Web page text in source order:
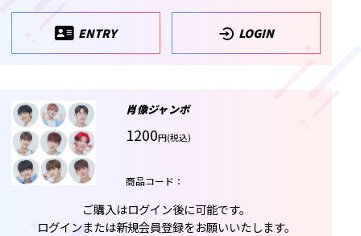
ENTRY LOGIN
肖像ジャンボ
1200円(税込)
商品コード：
ご購入はログイン後に可能です。
ログインまたは新規会員登録をお願いいたします。